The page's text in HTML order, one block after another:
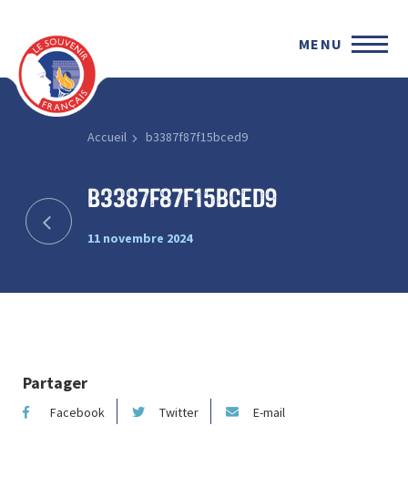
MENU
Accueil b3387f87f15bced9
b3387f87f15bced9
11 novembre 2024
Partager
Facebook Twitter E-mail